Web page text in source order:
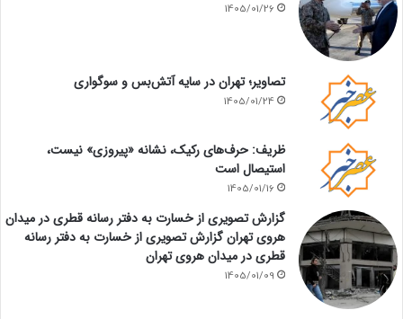
1405/01/26
تصاویر؛ تهران در سایه آتش‌بس و سوگواری
1405/01/24
ظریف: حرف‌های رکیک، نشانه «پیروزی» نیست،
استیصال است
1405/01/16
گزارش تصویری از خسارت به دفتر رسانه قطری در میدان
هروی تهران گزارش تصویری از خسارت به دفتر رسانه
قطری در میدان هروی تهران
1405/01/09